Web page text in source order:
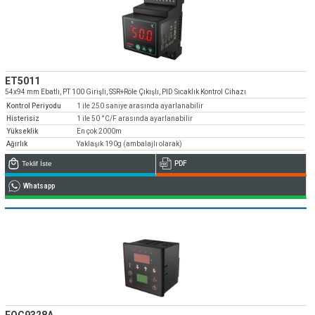
ET5011
54x94 mm Ebatlı, PT 100 Girişli, SSR+Röle Çıkışlı, PID Sıcaklık Kontrol Cihazı
Kontrol Periyodu
1 ile 250 saniye arasında ayarlanabilir
Histerisiz
1 ile 50 °C/F arasında ayarlanabilir
Yükseklik
En çok 2000m
Ağırlık
Yaklaşık 190g (ambalajlı olarak)
Teklif İste PDF
Whatsapp